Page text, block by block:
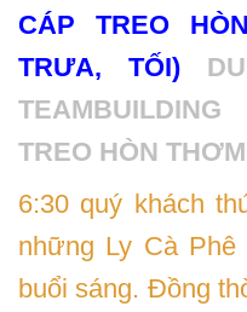
CÁP TREO
TRƯA, TỐI)
TREO HÒN THƠM
6:30 quý khách
những Ly Cà Phê
buổi sáng. Đồng